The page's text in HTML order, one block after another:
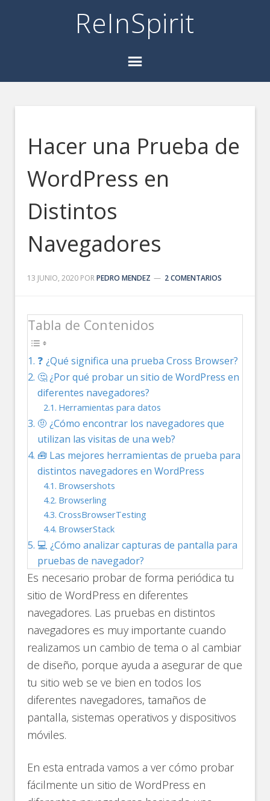
ReInSpirit
Hacer una Prueba de
WordPress en
Distintos
Navegadores
13 JUNIO, 2020 PORPEDRO MENDEZ 2 COMENTARIOS
Tabla de Contenidos
❓ ¿Qué significa una prueba Cross Browser?
🤔 ¿Por qué probar un sitio de WordPress en
diferentes navegadores?
Herramientas para datos
🤨 ¿Cómo encontrar los navegadores que
utilizan las visitas de una web?
🧰 Las mejores herramientas de prueba para
distintos navegadores en WordPress
Browsershots
Browserling
CrossBrowserTesting
BrowserStack
💻 ¿Cómo analizar capturas de pantalla para
pruebas de navegador?
Es necesario probar de forma periódica tu
sitio de WordPress en diferentes
navegadores. Las pruebas en distintos
navegadores es muy importante cuando
realizamos un cambio de tema o al cambiar
de diseño, porque ayuda a asegurar de que
tu sitio web se ve bien en todos los
diferentes navegadores, tamaños de
pantalla, sistemas operativos y dispositivos
móviles.
En esta entrada vamos a ver cómo probar
fácilmente un sitio de WordPress en